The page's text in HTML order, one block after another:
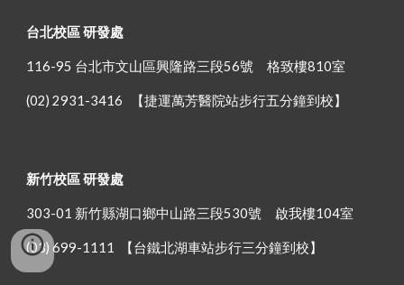
台北校區 研發處
116-95 台北市文山區興隆路三段56號 格致樓810室
(02) 2931-3416 【捷運萬芳醫院站步行五分鐘到校】
新竹校區 研發處
303-01 新竹縣湖口鄉中山路三段530號 啟我樓104室
(03) 699-1111 【台鐵北湖車站步行三分鐘到校】